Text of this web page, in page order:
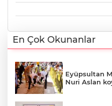
En Çok Okunanlar
Eyüpsultan
Nuri Aslan